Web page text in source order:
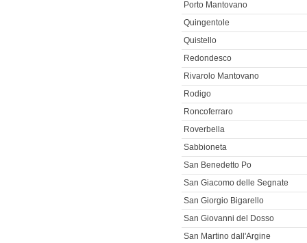
Porto Mantovano
Quingentole
Quistello
Redondesco
Rivarolo Mantovano
Rodigo
Roncoferraro
Roverbella
Sabbioneta
San Benedetto Po
San Giacomo delle Segnate
San Giorgio Bigarello
San Giovanni del Dosso
San Martino dall'Argine